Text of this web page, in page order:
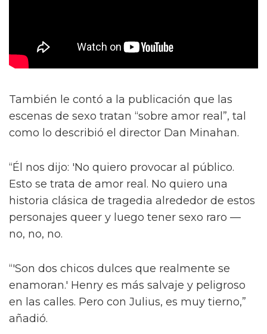
También le contó a la publicación que las
escenas de sexo tratan “sobre amor real”, tal
como lo describió el director Dan Minahan.
“Él nos dijo: 'No quiero provocar al público.
Esto se trata de amor real. No quiero una
historia clásica de tragedia alrededor de estos
personajes queer y luego tener sexo raro —
no, no, no.
“'Son dos chicos dulces que realmente se
enamoran.' Henry es más salvaje y peligroso
en las calles. Pero con Julius, es muy tierno,”
añadió.